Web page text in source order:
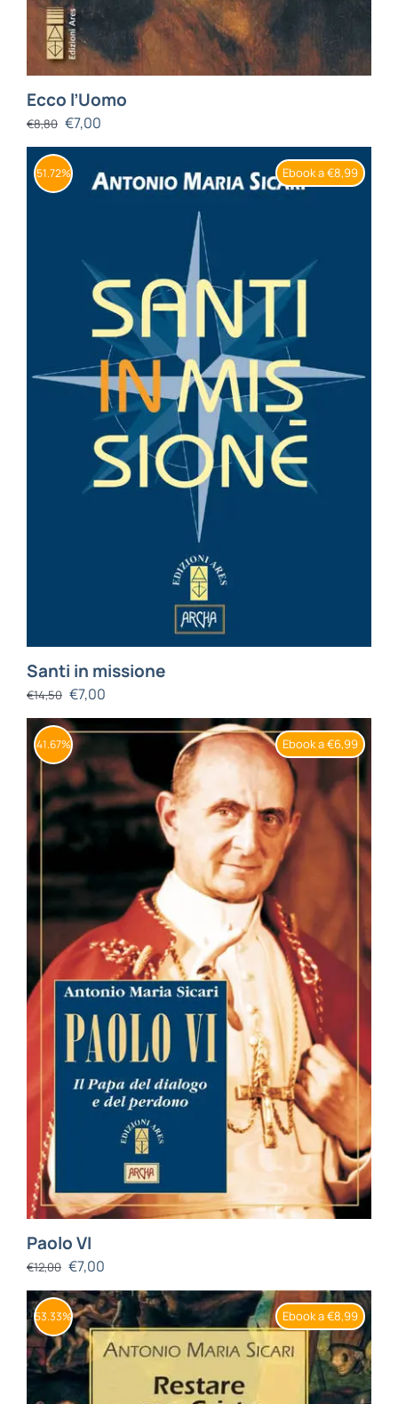
Ecco l’Uomo
€8,80 €7,00
Ebook a €8,99
51.72%
Santi in missione
€14,50 €7,00
Ebook a €6,99
41.67%
Paolo VI
€12,00 €7,00
Ebook a €8,99
53.33%